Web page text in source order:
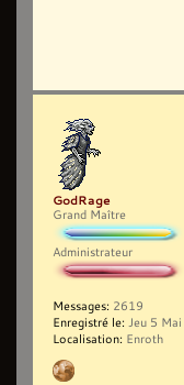
GodRage
Grand Maître
Administrateur
Messages: 2619
Enregistré le: Jeu 5
Localisation: Enroth